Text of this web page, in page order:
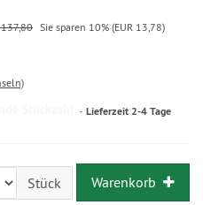
137,80 Sie sparen 10% (EUR 13,78)
Lieferzeit 2-4 Tage
Stück Warenkorb